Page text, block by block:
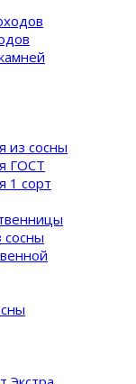
из сосны
ГОСТ
1 сорт
сосны